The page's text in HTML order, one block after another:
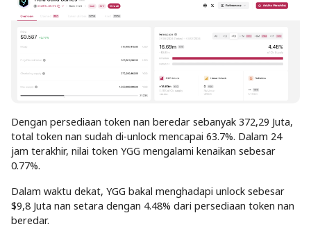
Dengan persediaan token nan beredar sebanyak 372,29 Juta,
total token nan sudah di-unlock mencapai 63.7%. Dalam 24
jam terakhir, nilai token YGG mengalami kenaikan sebesar
0.77%.
Dalam waktu dekat, YGG bakal menghadapi unlock sebesar
$9,8 Juta nan setara dengan 4.48% dari persediaan token nan
beredar.